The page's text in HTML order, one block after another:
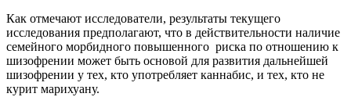
Как отмечают исследователи, результаты текущего
исследования предполагают, что в действительности наличие
семейного морбидного повышенного риска по отношению к
шизофрении может быть основой для развития дальнейшей
шизофрении у тех, кто употребляет каннабис, и тех, кто не
курит марихуану.